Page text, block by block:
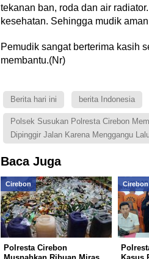
tekanan ban, roda dan air
kesehatan. Sehingga mudik
Pemudik sangat berterima kasih
membantu.(Nr)
Berita hari ini berita Indonesia
Polsek Susukan Polresta Cirebon
Dipinggir Jalan Karena Menggangu
Baca Juga
Cirebon
Polresta Cirebon
Cirebon